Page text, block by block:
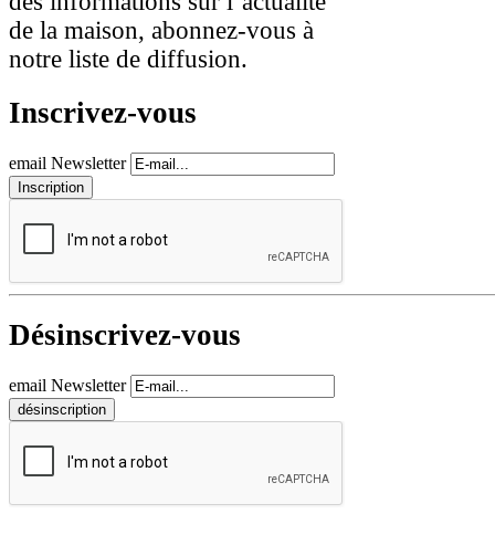
de la maison, abonnez-vous à
notre liste de diffusion.
Inscrivez-vous
email Newsletter
Désinscrivez-vous
email Newsletter